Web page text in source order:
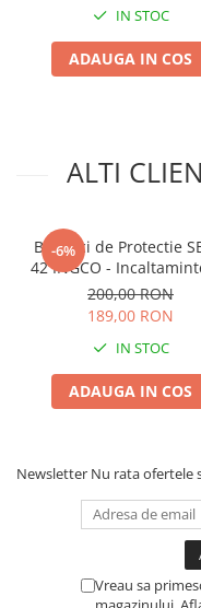
Flexuri si Polizoare
Gresor / Decalimetru
Lant motofierastrau /
Masca de sudura &
Motocoasa
Motocoasa si
Rulete masurat
Set chei combinate
Suruburi
IN STOC
ADAUGA IN COS
ALTI
-6%
Bocanci de Protectie
42 INGCO -
Lucru cu Bombeu
pentru Santier si
Agricultura
200,00 RON
189,00 RON
IN STOC
ADAUGA IN COS
Newsletter Nu rata ofertele
Vreau sa